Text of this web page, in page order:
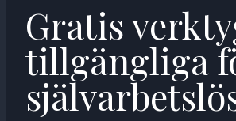
Gratis
tillgängliga